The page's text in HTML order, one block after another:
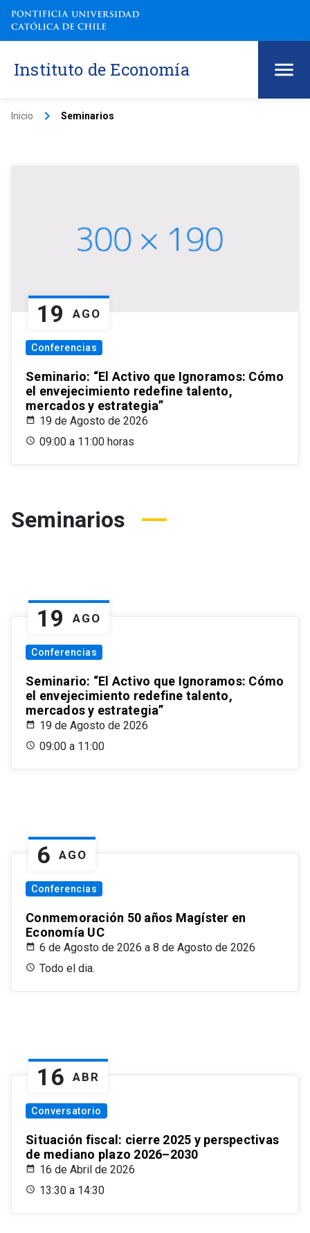
Instituto de Economía
Inicio keyboard_arrow_right Seminarios
19 AGO
Conferencias
Seminario: “El Activo que Ignoramos: Cómo
el envejecimiento redefine talento,
mercados y estrategia”
19 de Agosto de 2026
09:00 a 11:00 horas
Seminarios
19 AGO
Conferencias
Seminario: “El Activo que Ignoramos: Cómo
el envejecimiento redefine talento,
mercados y estrategia”
19 de Agosto de 2026
09:00 a 11:00
6 AGO
Conferencias
Conmemoración 50 años Magíster en
Economía UC
6 de Agosto de 2026 a 8 de Agosto de 2026
Todo el dia.
16 ABR
Conversatorio
Situación fiscal: cierre 2025 y perspectivas
de mediano plazo 2026–2030
16 de Abril de 2026
13:30 a 14:30